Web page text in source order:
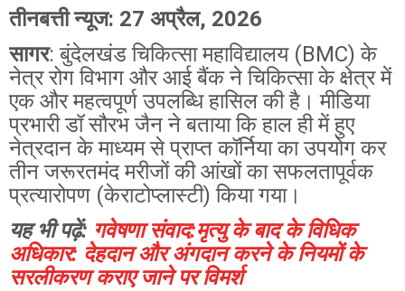
तीनबत्ती न्यूज: 27 अप्रैल, 2026
सागर: बुंदेलखंड चिकित्सा महाविद्यालय (BMC) के
नेत्र रोग विभाग और आई बैंक ने चिकित्सा के क्षेत्र में
एक और महत्वपूर्ण उपलब्धि हासिल की है। मीडिया
प्रभारी डॉ सौरभ जैन ने बताया कि हाल ही में हुए
नेत्रदान के माध्यम से प्राप्त कॉर्निया का उपयोग कर
तीन जरूरतमंद मरीजों की आंखों का सफलतापूर्वक
प्रत्यारोपण (केराटोप्लास्टी) किया गया।
यह भी पढ़ें: गवेषणा संवाद:मृत्यु के बाद के विधिक
अधिकार: देहदान और अंगदान करने के नियमों के
सरलीकरण कराए जाने पर विमर्श